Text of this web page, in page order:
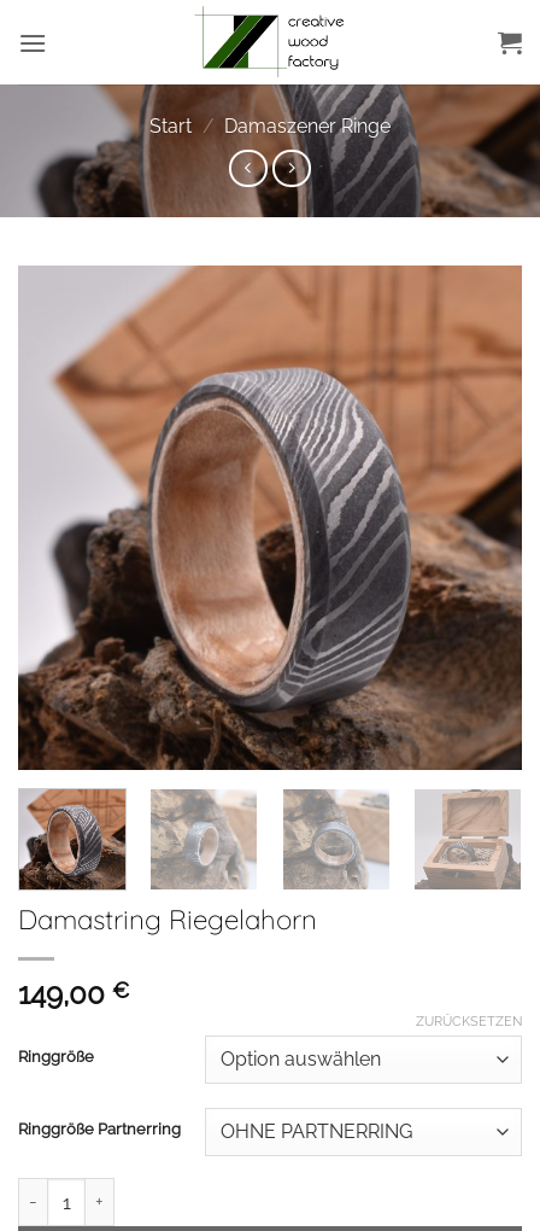
Inhalt
Start / Damaszener Ringe
Damastring Riegelahorn
149,00 €
Ringgröße
Ringgröße Partnerring
ZURÜCKSETZEN